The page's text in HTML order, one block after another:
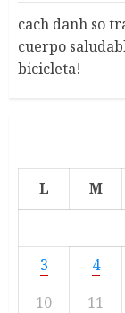
cach danh so
cuerpo
bicicleta!
L M
3
4
10
11